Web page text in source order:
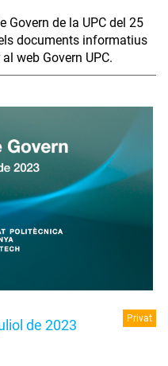
Govern de la UPC del 25
documents informatius
web Govern UPC.
de 2023 Privat